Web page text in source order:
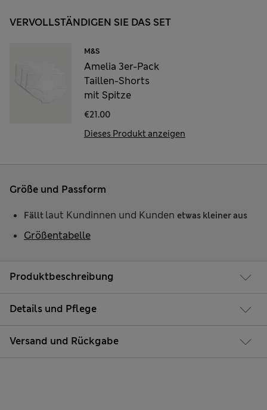
VERVOLLSTÄNDIGEN SIE DAS SET
M&S
Amelia 3er-Pack
Taillen-Shorts
mit Spitze
€21.00
Dieses Produkt anzeigen
Produktbeschreibung
Details und Pflege
Versand und Rückgabe
Größe und Passform
Fällt laut Kundinnen und Kunden etwas kleiner aus
Größentabelle